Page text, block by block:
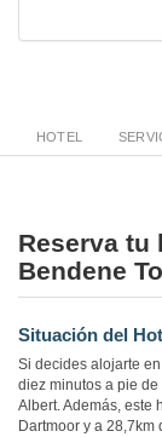
HOTEL
Reserva tu
Bendene
Situación del
Si decides alojarte
diez minutos a pie de
Albert. Además, este
Dartmoor y a 28,7km